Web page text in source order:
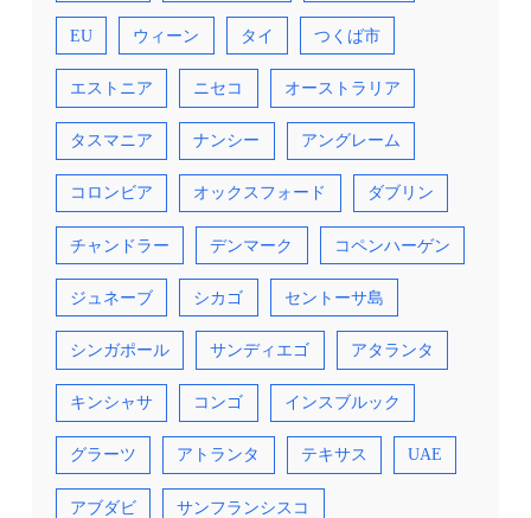
EU ウィーン タイ つくば市
エストニア ニセコ オーストラリア
タスマニア ナンシー アングレーム
コロンビア オックスフォード ダブリン
チャンドラー デンマーク コペンハーゲン
ジュネーブ シカゴ セントーサ島
シンガポール サンディエゴ アタランタ
キンシャサ コンゴ インスブルック
グラーツ アトランタ テキサス UAE
アブダビ サンフランシスコ